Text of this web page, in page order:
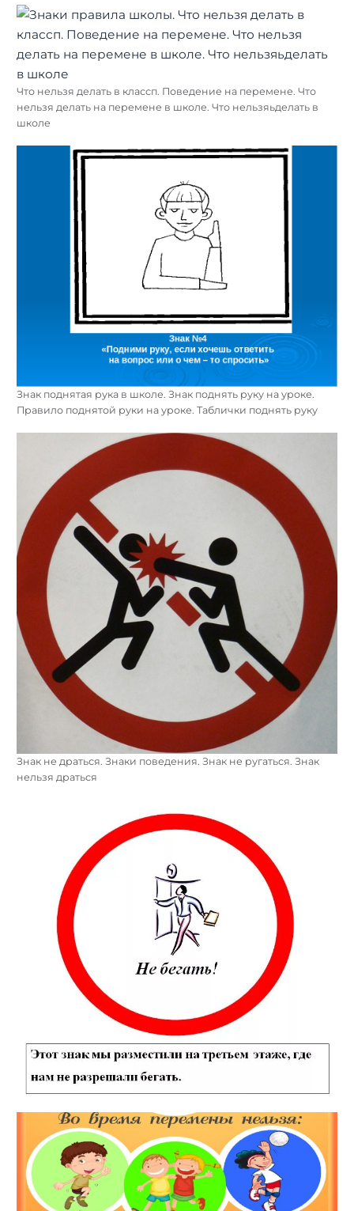
Что нельзя делать в классп. Поведение на перемене. Что
нельзя делать на перемене в школе. Что нельзяьделать в
школе
Знак поднятая рука в школе. Знак поднять руку на уроке.
Правило поднятой руки на уроке. Таблички поднять руку
Знак не драться. Знаки поведения. Знак не ругаться. Знак
нельзя драться